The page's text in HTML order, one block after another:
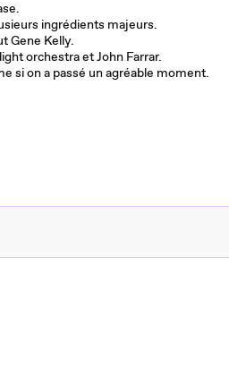
ingrédients majeurs.
Gene Kelly.
orchestra et John Farrar.
si on a passé un agréable moment.